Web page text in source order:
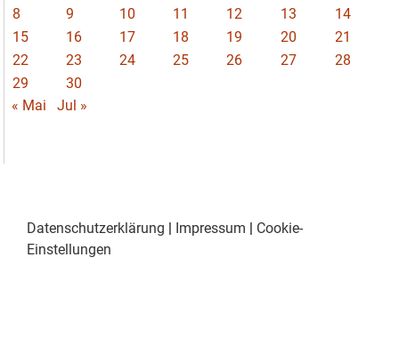
8
9 10 11 12 13
14
15
16 17 18 19 20
21
22
23 24 25 26 27
28
29
30
« Mai
Jul »
Datenschutzerklärung | Impressum | Cookie-
Einstellungen